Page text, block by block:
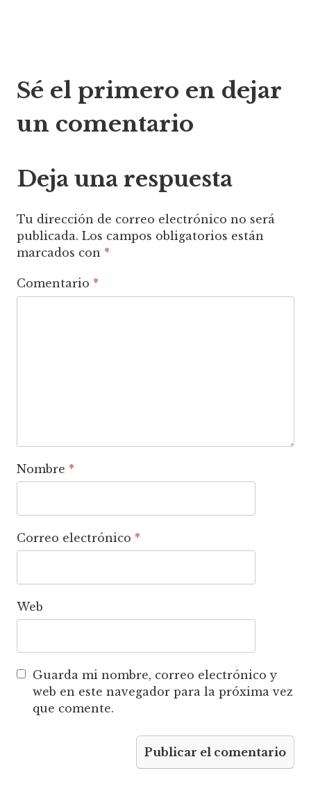
de
Sé el primero en dejar
un comentario
Deja una respuesta
Tu dirección de correo electrónico no será
publicada. Los campos obligatorios están
marcados con *
Comentario *
Nombre *
Correo electrónico *
Web
Guarda mi nombre, correo electrónico y
web en este navegador para la próxima vez
que comente.